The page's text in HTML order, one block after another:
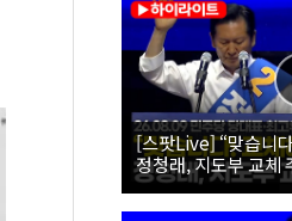
[스팟Live] “맞습니
정청래, 지도부 교체
26.08.09 더불어민
보 대구·경북 합동연